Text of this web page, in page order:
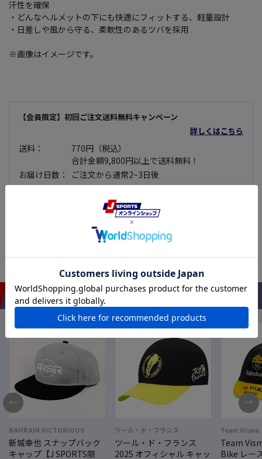
汗性を確保
・どんなヘルメットの下にも快適にフィットする、軽量設計
・日差しや風から守る、柔軟性のあるツバを採用
※画像はイメージです。
【会員限定】初回ご注文送料無料キャンペーン
詳しくはこちら
送料：
770円（税込）
合計金額9,800円以上で送料無料！
お届け日数：
ご注文から通常2~3日後
返品・交換： 商品到着後7日以内であれば可能
（※一部不可商品あり）
セール価格商品については使用できない等、明
らかな不良品で無い限り原則として返品・交換
できませんので予めご了承下さい。
おすすめアイテム
BAHRAIN VICTORIOUS
新城幸也 スナップバック
キャップ【J SPORTS限
ツール・ド・フランス
ツール・ド・フランス
2025 オフィシャル キャッ
Team Visma
Team
Bike レー